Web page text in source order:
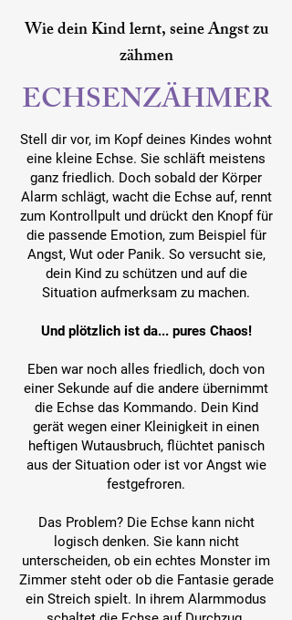
Wie dein Kind lernt, seine Angst zu
zähmen
ECHSENZÄHMER
Stell dir vor, im Kopf deines Kindes wohnt
eine kleine Echse. Sie schläft meistens
ganz friedlich. Doch sobald der Körper
Alarm schlägt, wacht die Echse auf, rennt
zum Kontrollpult und drückt den Knopf für
die passende Emotion,zum Beispiel für
Angst, Wut oder Panik. So versucht sie,
dein Kind zu schützen und auf die
Situation aufmerksam zu machen.
Und plötzlich ist da... pures Chaos!
Eben war noch alles friedlich, doch von
einer Sekunde auf die andere übernimmt
die Echse das Kommando. Dein Kind
gerät wegen einer Kleinigkeit in einen
heftigen Wutausbruch, flüchtet panisch
aus der Situation oder ist vor Angst wie
festgefroren.
Das Problem? Die Echse kann nicht
logisch denken. Sie kann nicht
unterscheiden, ob ein echtes Monster im
Zimmer steht oder ob die Fantasie gerade
ein Streich spielt. In ihrem Alarmmodus